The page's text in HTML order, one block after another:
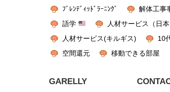
ﾌﾞﾚﾝﾃﾞｨｯﾄﾞﾗｰﾆﾝｸﾞ
解体工事
語学
人材サービス（日本
人材サービス(キルギス)
10
空間還元
移動できる部屋
GARELLY